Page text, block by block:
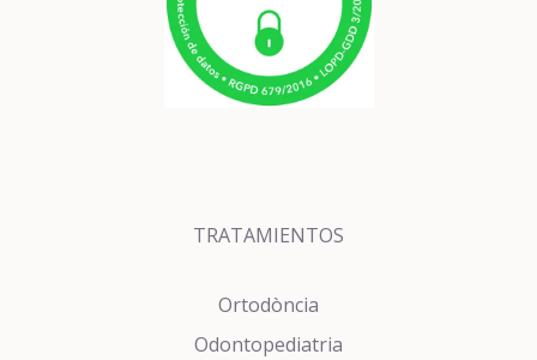
TRATAMIENTOS
Ortodòncia
Odontopediatria